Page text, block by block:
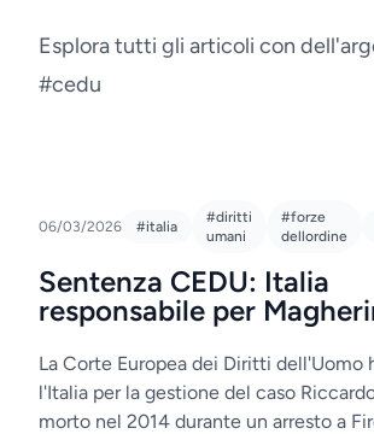
Esplora tutti gli articoli con
#cedu
06/03/2026 #italia
#diritti
umani
#forze
dellordine
Sentenza CEDU: Italia
responsabile per
La Corte Europea dei Diritti dell'Uomo
l'Italia per la gestione del caso
morto nel 2014 durante un arresto a